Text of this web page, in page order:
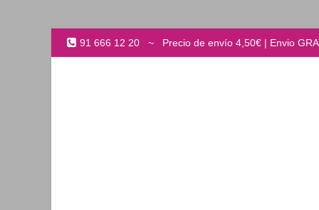
91 666 12 20 ~ Precio de envío 4,50€ | Envio